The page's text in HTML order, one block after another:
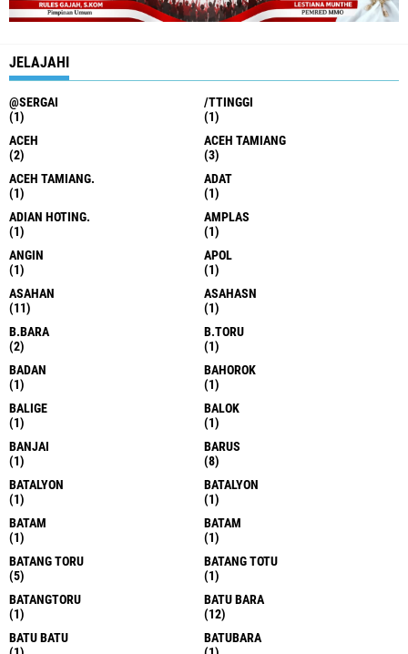
JELAJAHI
@SERGAI
(1)
/TTINGGI
(1)
ACEH
(2)
ACEH TAMIANG
(3)
ACEH TAMIANG.
(1)
ADAT
(1)
ADIAN HOTING.
(1)
AMPLAS
(1)
ANGIN
(1)
APOL
(1)
ASAHAN
(11)
ASAHASN
(1)
B.BARA
(2)
B.TORU
(1)
BADAN
(1)
BAHOROK
(1)
BALIGE
(1)
BALOK
(1)
BANJAI
(1)
BARUS
(8)
BATALYON
(1)
BATALYON
(1)
BATAM
(1)
BATAM
(1)
BATANG TORU
(5)
BATANG TOTU
(1)
BATANGTORU
(1)
BATU BARA
(12)
BATU BATU
BATUBARA